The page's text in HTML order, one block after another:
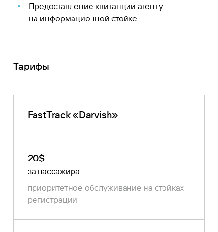
Предоставление квитанции агенту
на информационной стойке
Тарифы
FastTrack «Darvish»
20$
за пассажира
приоритетное обслуживание на стойках
регистрации